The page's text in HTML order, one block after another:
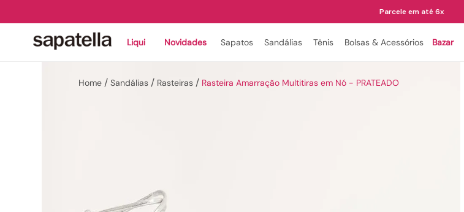
Parcele em até 6x
Liqui Novidades Sapatos Sandálias Tênis Bolsas & Acessórios Bazar
Sandálias Rasteiras Rasteira Amarração Multitiras em Nó - PRATEADO